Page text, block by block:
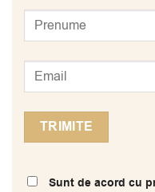
Sunt de acord cu